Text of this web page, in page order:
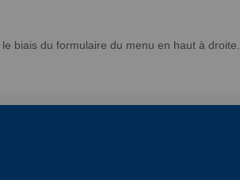
biais du formulaire du menu en haut à droite.